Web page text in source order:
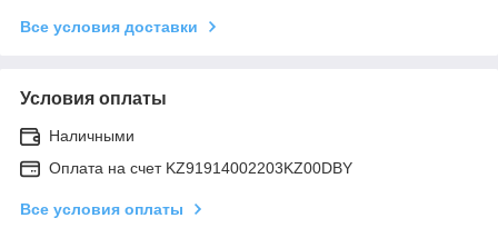
Все условия доставки
Условия оплаты
Наличными
Оплата на счет KZ91914002203KZ00DBY
Все условия оплаты